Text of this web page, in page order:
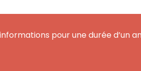
pour une durée d’un